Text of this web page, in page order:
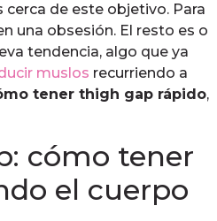
cerca de este objetivo. Para
una obsesión. El resto es o
tendencia, algo que ya
muslos recurriendo a
tener thigh gap rápido,
cómo tener
el cuerpo